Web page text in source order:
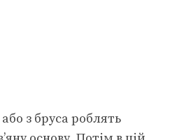
з бруса роблять